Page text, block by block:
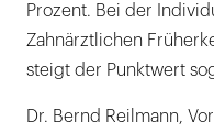
Prozent. Bei der
Zahnärztlichen
steigt der Punktwert
Dr. Bernd Reilmann,